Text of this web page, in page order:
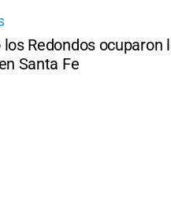
los Redondos
Santa Fe